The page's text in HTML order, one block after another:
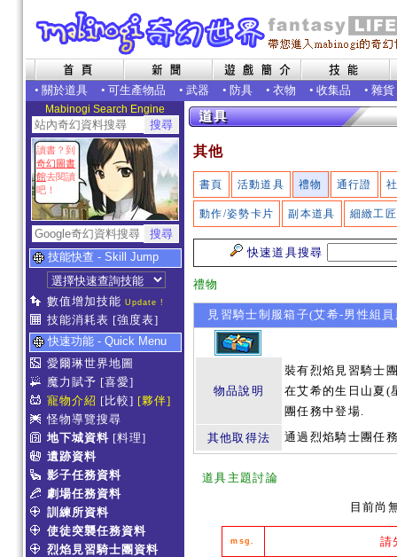
• 關於道具 • 可生產物品 • 武器 • 防具 • 衣物 • 收集品 • 雜貨
Mabinogi Search Engine
讀書？到
奇幻圖書
館去閱讀
吧！
技能快查 - Skill Jump
數值增加技能 Update !
技能消耗表 [強度表]
快速功能 - Quick Menu
愛爾琳世界地圖
魔力賦予 [喜愛]
寵物介紹 [比較] [夥伴]
怪物導覽搜尋
地下城資料 [料理]
遺跡資料
影子任務資料
劇場任務資料
訓練所資料
使徒突襲任務資料
烈焰見習騎士團資料
其他
書頁 活動道具 禮物 通行證
動作/姿勢卡片 副本道具 細緻工
快速道具搜尋
禮物
見習騎士制服箱子(艾希-男性組員
物品說明
裝有烈焰見習騎士
在艾希的生日山夏(
團任務中登場.
其他取得法
通過烈焰騎士團任
道具主題討論
目前尚
msg. 請